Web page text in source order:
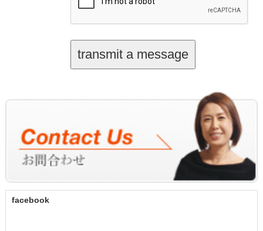
facebook